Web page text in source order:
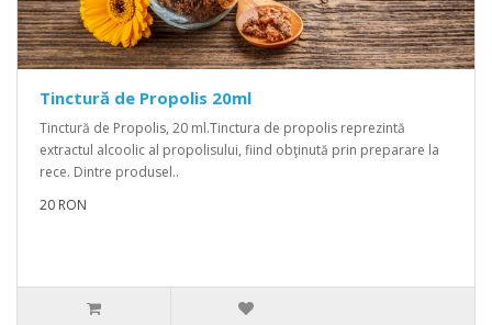
Tinctură de Propolis 20ml
Tinctură de Propolis, 20 ml.Tinctura de propolis reprezintă
extractul alcoolic al propolisului, fiind obţinută prin preparare la
rece. Dintre produsel..
20 RON